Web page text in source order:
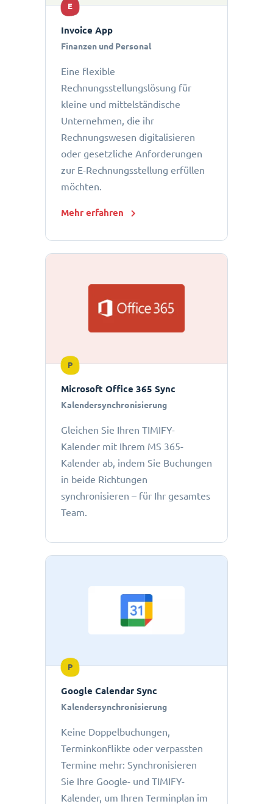
E
Invoice App
Finanzen und Personal
Eine flexible
Rechnungsstellungslösung für
kleine und mittelständische
Unternehmen, die ihr
Rechnungswesen digitalisieren
oder gesetzliche Anforderungen
zur E-Rechnungsstellung erfüllen
möchten.
Mehr erfahren
P
Microsoft Office 365 Sync
Kalendersynchronisierung
Gleichen Sie Ihren TIMIFY-
Kalender mit Ihrem MS 365-
Kalender ab, indem Sie Buchungen
in beide Richtungen
synchronisieren – für Ihr gesamtes
Team.
P
Google Calendar Sync
Kalendersynchronisierung
Keine Doppelbuchungen,
Terminkonflikte oder verpassten
Termine mehr: Synchronisieren
Sie Ihre Google- und TIMIFY-
Kalender, um Ihren Terminplan im